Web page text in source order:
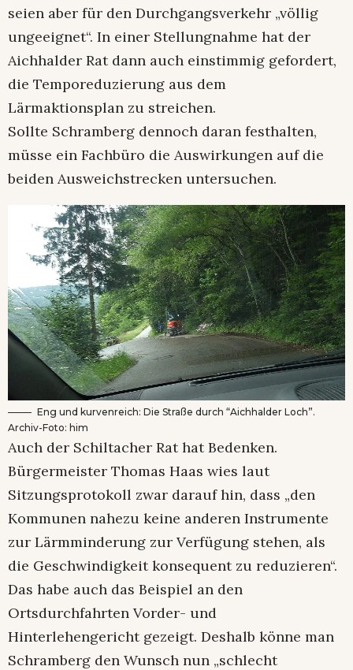
seien aber für den Durchgangsverkehr „völlig
ungeeignet“. In einer Stellungnahme hat der
Aichhalder Rat dann auch einstimmig gefordert,
die Temporeduzierung aus dem
Lärmaktionsplan zu streichen.
Sollte Schramberg dennoch daran festhalten,
müsse ein Fachbüro die Auswirkungen auf die
beiden Ausweichstrecken untersuchen.
Eng und kurvenreich: Die Straße durch “Aichhalder Loch”.
Archiv-Foto: him
Auch der Schiltacher Rat hat Bedenken.
Bürgermeister Thomas Haas wies laut
Sitzungsprotokoll zwar darauf hin, dass „den
Kommunen nahezu keine anderen Instrumente
zur Lärmminderung zur Verfügung stehen, als
die Geschwindigkeit konsequent zu reduzieren“.
Das habe auch das Beispiel an den
Ortsdurchfahrten Vorder- und
Hinterlehengericht gezeigt. Deshalb könne man
Schramberg den Wunsch nun „schlecht